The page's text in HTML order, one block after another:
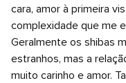
cara, amor à primeira
complexidade que me
Geralmente os shibas
estranhos, mas a
muito carinho e amor.